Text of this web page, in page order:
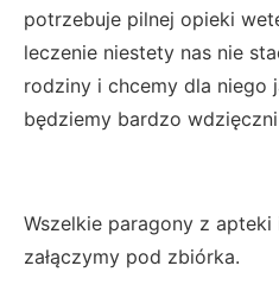
potrzebuje pilnej opieki
leczenie niestety nas nie
rodziny i chcemy dla niego
będziemy bardzo
Wszelkie paragony z
załączymy pod zbiórka.